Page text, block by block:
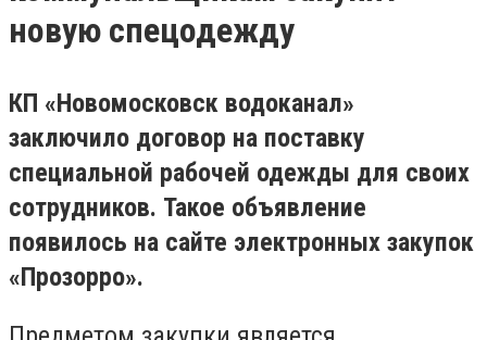
новую спецодежду
КП «Новомосковск водоканал»
заключило договор на поставку
специальной рабочей одежды для своих
сотрудников. Такое объявление
появилось на сайте электронных закупок
«Прозорро».